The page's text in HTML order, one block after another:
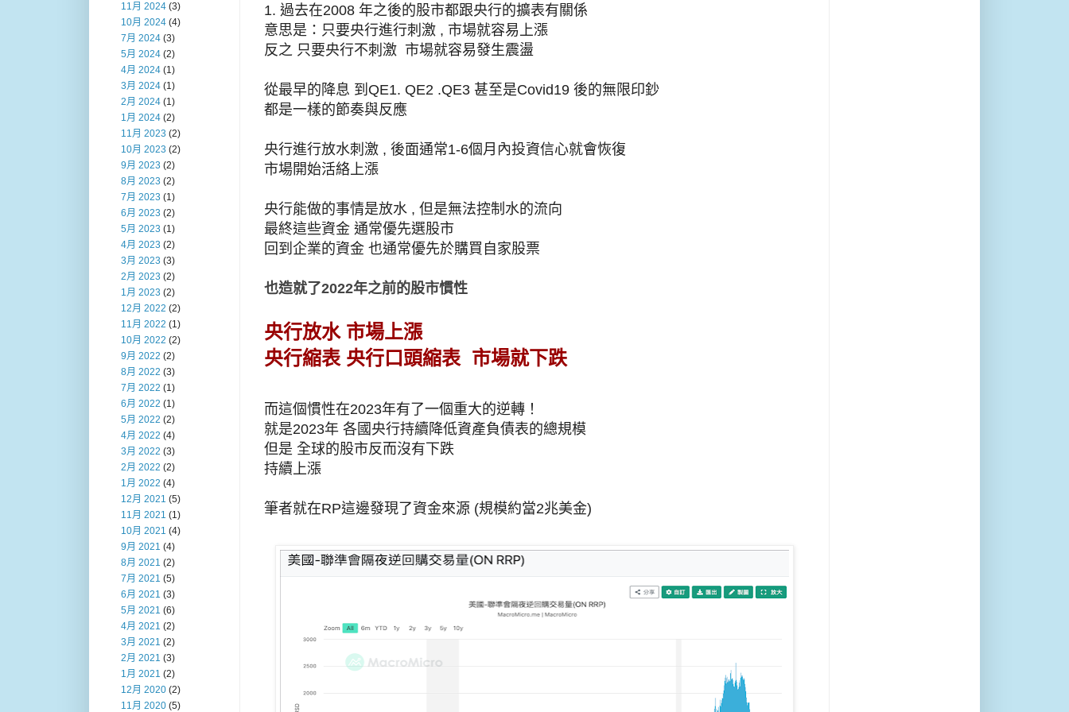
1. 過去在2008 年之後的股市都跟央行的擴表有關係
意思是：只要央行進行刺激 , 市場就容易上漲
反之 只要央行不刺激 市場就容易發生震盪
從最早的降息 到QE1. QE2 .QE3 甚至是Covid19 後的無限印鈔
都是一樣的節奏與反應
央行進行放水刺激 , 後面通常1-6個月內投資信心就會恢復
市場開始活絡上漲
央行能做的事情是放水 , 但是無法控制水的流向
最終這些資金 通常優先選股市
回到企業的資金 也通常優先於購買自家股票
也造就了2022年之前的股市慣性
央行放水 市場上漲
央行縮表 央行口頭縮表 市場就下跌
而這個慣性在2023年有了一個重大的逆轉！
就是2023年 各國央行持續降低資產負債表的總規模
但是 全球的股市反而沒有下跌
持續上漲
筆者就在RP這邊發現了資金來源 (規模約當2兆美金)
11月 2024 (3)
10月 2024 (4)
7月 2024 (3)
5月 2024 (2)
4月 2024 (1)
3月 2024 (1)
2月 2024 (1)
1月 2024 (2)
11月 2023 (2)
10月 2023 (2)
9月 2023 (2)
8月 2023 (2)
7月 2023 (1)
6月 2023 (2)
5月 2023 (1)
4月 2023 (2)
3月 2023 (3)
2月 2023 (2)
1月 2023 (2)
12月 2022 (2)
11月 2022 (1)
10月 2022 (2)
9月 2022 (2)
8月 2022 (3)
7月 2022 (1)
6月 2022 (1)
5月 2022 (2)
4月 2022 (4)
3月 2022 (3)
2月 2022 (2)
1月 2022 (4)
12月 2021 (5)
11月 2021 (1)
10月 2021 (4)
9月 2021 (4)
8月 2021 (2)
7月 2021 (5)
6月 2021 (3)
5月 2021 (6)
4月 2021 (2)
3月 2021 (2)
2月 2021 (3)
1月 2021 (2)
12月 2020 (2)
11月 2020 (5)